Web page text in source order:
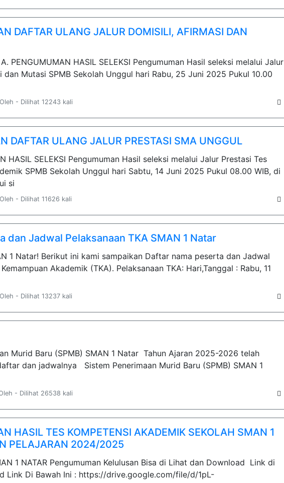
DAFTAR ULANG JALUR DOMISILI, AFIRMASI DAN
PENGUMUMAN HASIL SELEKSI Pengumuman Hasil seleksi melalui Jalur
dan Mutasi SPMB Sekolah Unggul hari Rabu, 25 Juni 2025 Pukul 10.00
- Dilihat 12243 kali
DAFTAR ULANG JALUR PRESTASI SMA UNGGUL
HASIL SELEKSI Pengumuman Hasil seleksi melalui Jalur Prestasi Tes
SPMB Sekolah Unggul hari Sabtu, 14 Juni 2025 Pukul 08.00 WIB, di
si
- Dilihat 11626 kali
dan Jadwal Pelaksanaan TKA SMAN 1 Natar
1 Natar! Berikut ini kami sampaikan Daftar nama peserta dan Jadwal
Akademik (TKA). Pelaksanaan TKA: Hari,Tanggal : Rabu, 11
- Dilihat 13237 kali
Murid Baru (SPMB) SMAN 1 Natar Tahun Ajaran 2025-2026 telah
dan jadwalnya Sistem Penerimaan Murid Baru (SPMB) SMAN 1
- Dilihat 26538 kali
HASIL TES KOMPETENSI AKADEMIK SEKOLAH SMAN 1
PELAJARAN 2024/2025
1 NATAR Pengumuman Kelulusan Bisa di Lihat dan Download Link di
Link Di Bawah Ini : https://drive.google.com/file/d/1pL-